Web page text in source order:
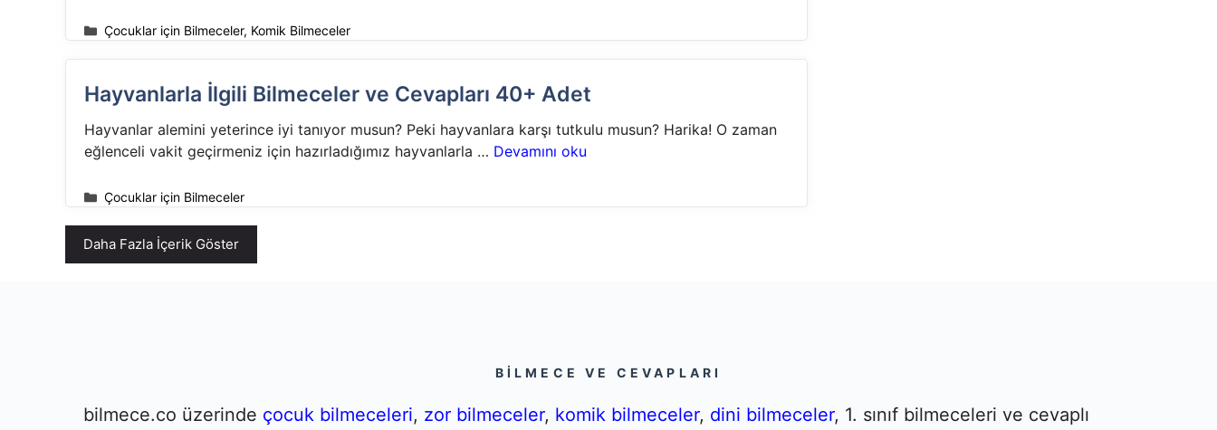
Kategoriler
Çocuklar için Bilmeceler, Komik Bilmeceler
Hayvanlarla İlgili Bilmeceler ve Cevapları 40+ Adet
Hayvanlar alemini yeterince iyi tanıyor musun? Peki hayvanlara karşı tutkulu musun? Harika! O zaman
eğlenceli vakit geçirmeniz için hazırladığımız hayvanlarla … Devamını oku
Kategoriler
Çocuklar için Bilmeceler
Daha Fazla İçerik Göster
BILMECE VE CEVAPLARI
bilmece.co üzerinde çocuk bilmeceleri, zor bilmeceler, komik bilmeceler, dini bilmeceler, 1. sınıf bilmeceleri ve cevaplı